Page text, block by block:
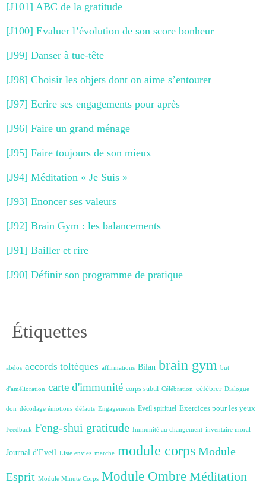
[J101] ABC de la gratitude
[J100] Evaluer l’évolution de son score bonheur
[J99] Danser à tue-tête
[J98] Choisir les objets dont on aime s’entourer
[J97] Ecrire ses engagements pour après
[J96] Faire un grand ménage
[J95] Faire toujours de son mieux
[J94] Méditation « Je Suis »
[J93] Enoncer ses valeurs
[J92] Brain Gym : les balancements
[J91] Bailler et rire
[J90] Définir son programme de pratique
Étiquettes
abdos accords toltèques affirmations Bilan brain gym but
d'amélioration carte d'immunité corps subtil Célébration célébrer Dialogue
don décodage émotions défauts Engagements Eveil spirituel Exercices pour les yeux
Feedback Feng-shui gratitude Immunité au changement inventaire moral
Journal d'Eveil Liste envies marche module corps Module
Esprit Module Minute Corps Module Ombre Méditation